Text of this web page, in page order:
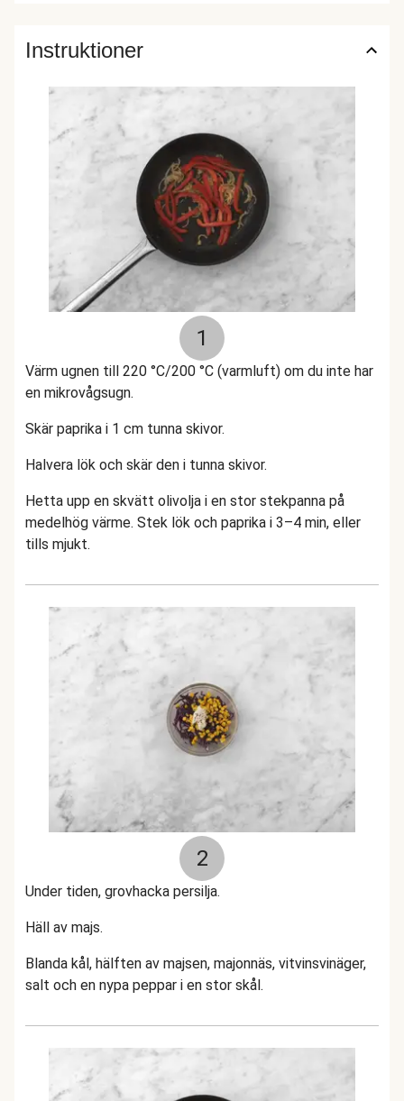
Instruktioner
1
Värm ugnen till 220 °C/200 °C (varmluft) om du inte har
en mikrovågsugn.
Skär paprika i 1 cm tunna skivor.
Halvera lök och skär den i tunna skivor.
Hetta upp en skvätt olivolja i en stor stekpanna på
medelhög värme. Stek lök och paprika i 3–4 min, eller
tills mjukt.
2
Under tiden, grovhacka persilja.
Häll av majs.
Blanda kål, hälften av majsen, majonnäs, vitvinsvinäger,
salt och en nypa peppar i en stor skål.